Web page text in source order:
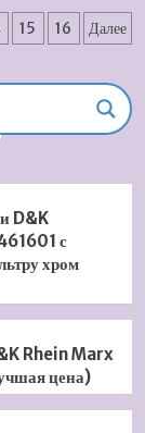
15 16 Далее
Briana SX-
D&K
с
хром
Rhein Marx
цена)